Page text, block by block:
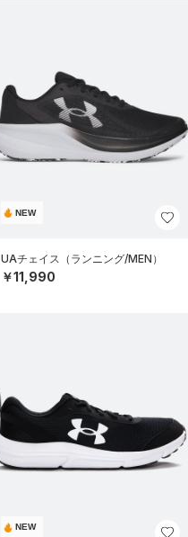
NEW
UAチェイス（ランニング/MEN）
￥11,990
NEW